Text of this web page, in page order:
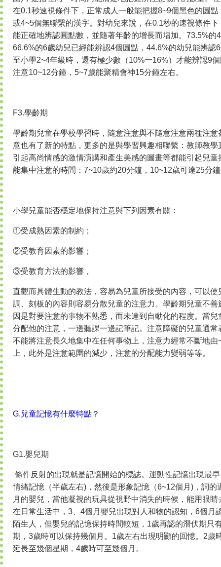
在0.1秒速視條件下，正常成人一般能把握8~9個黑色的圓
或4~5個無聯繫的漢字。對幼兒來說，在0.1秒的速視條件
能正確地辨認圓點數，並隨著年齡的增長而增加。73.5%的
66.6%的6歲幼兒已經能辨認4個圓點，44.6%的幼兒能辨認
至小學2~4年級時，還有極少數（10%一16%）才能辨認9
注意10~12分鐘，5~7歲能聚精會神15分鐘左右。
F3.學齡期
學齡期兒童在學校學習時，隨意注意與不隨意注意兩種注
意也有了新的特點，更多的是與學習興趣相聯繫：教師教
引起高尚情感的激情演講和產生美感的圖畫等都能引起兒
能集中注意的時間：7~10歲約20分鐘，10~12歲可達25分
小學兒童能否穩定地保持注意與下列因素有關：
①受成熟因素的制約；
②受教育因素的影響；
③受教育方法的影響，
直觀而具體生動的教法，容易為兒童所接受的內容，可以
調、刻板的內容則容易分散兒童的注意力。學齡期兒童不
因是對要注意的事物不熟悉，而未達到自動化的程度。當
分配他的注意，一邊聽課一邊記筆記。注意障礙的兒童通
不能將注意長久地集中在任何事物上，注意力經常不斷地
上，此外是注意範圍的減少，注意的分配能力變弱等等。
G.兒童記憶有什麼特點？
G1.嬰兒期
條件反射的出現就是記憶開始的標誌。運動性記憶出現最
情緒記憶（半歲左右)，然後是形象記憶（6~12個月)，詞
月的嬰兒，當他凝視的玩具從視野中消失的時候，能用眼
在日常生活中，3、4個月嬰兒出現對人和物的認知，6個月
陌生人，但嬰兒的記憶保持時間較短，1歲再認的潛伏期只
期，3歲時可以保持幾個月。1歲左右出現明顯的回憶。2歲
延長至幾個星期，4歲時可至幾個月。